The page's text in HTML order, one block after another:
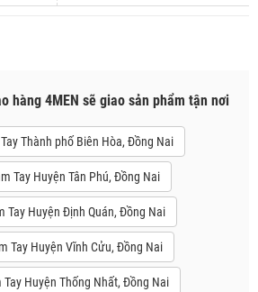
hàng 4MEN sẽ giao sản phẩm tận nơi
Thành phố Biên Hòa, Đồng Nai
Tay Huyện Tân Phú, Đồng Nai
Tay Huyện Định Quán, Đồng Nai
Tay Huyện Vĩnh Cửu, Đồng Nai
Tay Huyện Thống Nhất, Đồng Nai